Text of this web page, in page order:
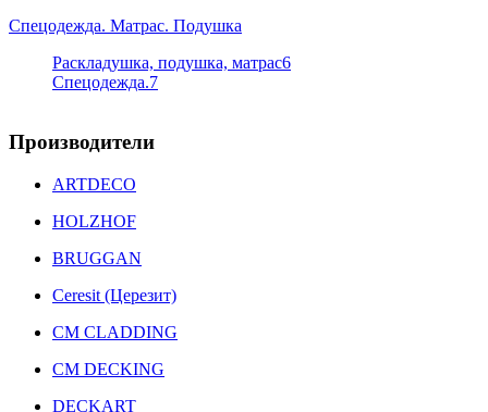
Спецодежда. Матрас. Подушка
Раскладушка, подушка, матрас6
Спецодежда.7
Производители
ARTDECO
HOLZHOF
BRUGGAN
Ceresit (Церезит)
CM CLADDING
CM DECKING
DECKART